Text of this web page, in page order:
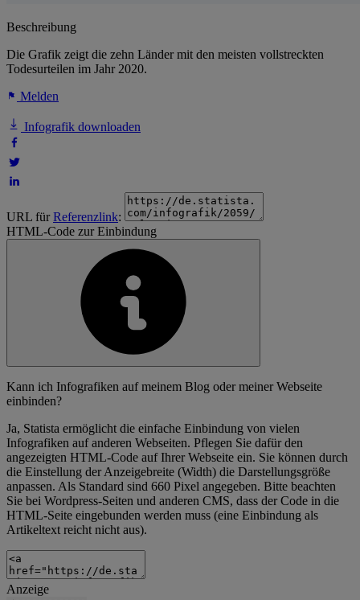
Beschreibung
Die Grafik zeigt die zehn Länder mit den meisten vollstreckten
Todesurteilen im Jahr 2020.
Melden
Infografik downloaden
URL fürReferenzlink:
HTML-Code zur Einbindung
Kann ich Infografiken auf meinem Blog oder meiner Webseite
einbinden?
Ja, Statista ermöglicht die einfache Einbindung von vielen
Infografiken auf anderen Webseiten. Pflegen Sie dafür den
angezeigten HTML-Code auf Ihrer Webseite ein. Sie können durch
die Einstellung der Anzeigebreite (Width) die Darstellungsgröße
anpassen. Als Standard sind 660 Pixel angegeben. Bitte beachten
Sie bei Wordpress-Seiten und anderen CMS, dass der Code in die
HTML-Seite eingebunden werden muss (eine Einbindung als
Artikeltext reicht nicht aus).
Anzeige